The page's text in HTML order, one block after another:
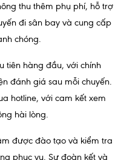
thu thêm phụ phí, hỗ trợ
đi sân bay và cung cấp
chóng.
tiên hàng đầu, với chính
đánh giá sau mỗi chuyến.
hotline, với cam kết xem
hài lòng.
được đào tạo và kiểm tra
phục vụ. Sự đoàn kết và